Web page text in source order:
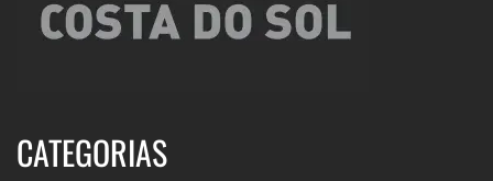
CATEGORIAS